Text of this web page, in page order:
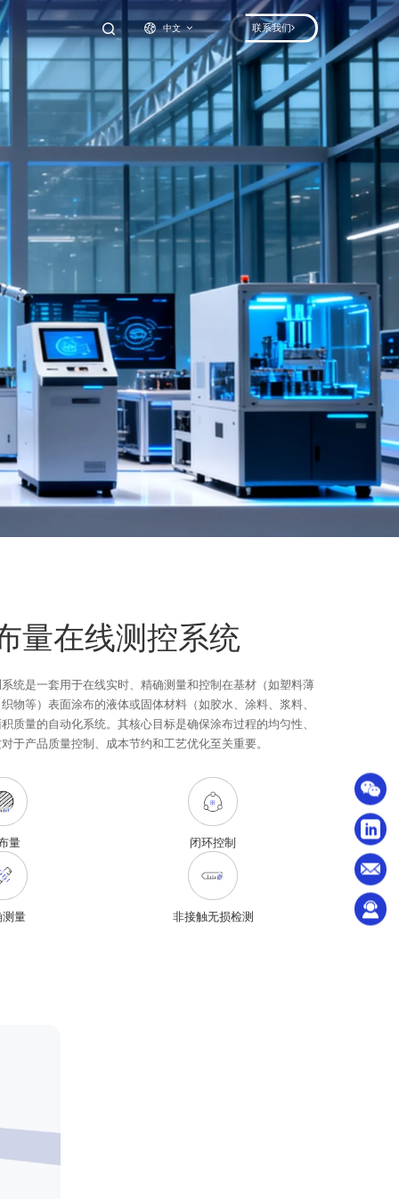
中文 联系我们
量在线测控系统
统是一套用于在线实时、精确测量和控制在基材（如塑料薄
物等）表面涂布的液体或固体材料（如胶水、涂料、浆料、
质量的自动化系统。其核心目标是确保涂布过程的均匀性、
于产品质量控制、成本节约和工艺优化至关重要。
量 闭环控制
测量 非接触无损检测